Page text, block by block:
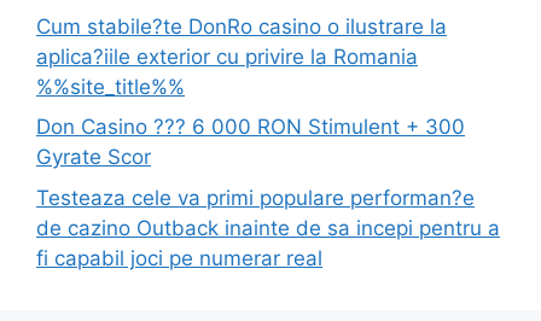
Cum stabile?te DonRo casino o ilustrare la
aplica?iile exterior cu privire la Romania
%%site_title%%
Don Casino ??? 6 000 RON Stimulent + 300
Gyrate Scor
Testeaza cele va primi populare performan?e
de cazino Outback inainte de sa incepi pentru a
fi capabil joci pe numerar real